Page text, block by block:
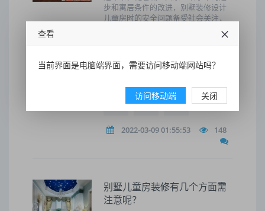
步和寓居条件的改进，别墅装修设计
儿童房时的安全问题备受社会关注，
儿童房装修，新设计或新理念层出不
穷，在装修的基础上，还需要哪些呵
康，别墅儿童房设
2022-03-09 01:55:53 148
别墅儿童房装修有几个方面需
注意呢？
查看
当前界面是电脑端界面，需要访问移动端网站吗？
访问移动端 关闭